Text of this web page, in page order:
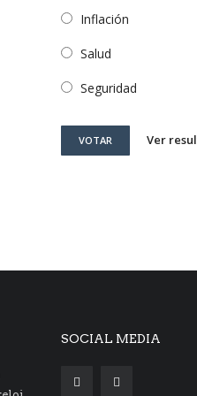
Inflación
Salud
Seguridad
VOTAR Ver
SOCIAL MEDIA